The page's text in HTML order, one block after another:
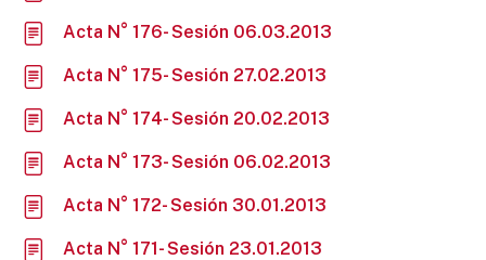
Acta N° 176- Sesión 06.03.2013
Acta N° 175- Sesión 27.02.2013
Acta N° 174- Sesión 20.02.2013
Acta N° 173- Sesión 06.02.2013
Acta N° 172- Sesión 30.01.2013
Acta N° 171- Sesión 23.01.2013